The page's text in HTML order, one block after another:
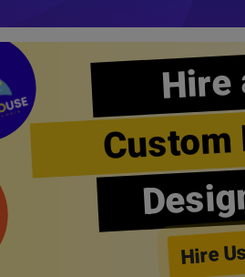
Hire
Custom
Hire